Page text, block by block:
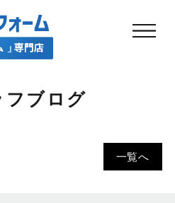
フブログ
一覧へ